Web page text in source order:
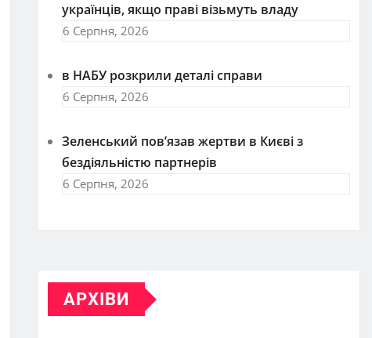
українців, якщо праві візьмуть владу
6 Серпня, 2026
в НАБУ розкрили деталі справи
6 Серпня, 2026
Зеленський пов’язав жертви в Києві з
бездіяльністю партнерів
6 Серпня, 2026
АРХІВИ